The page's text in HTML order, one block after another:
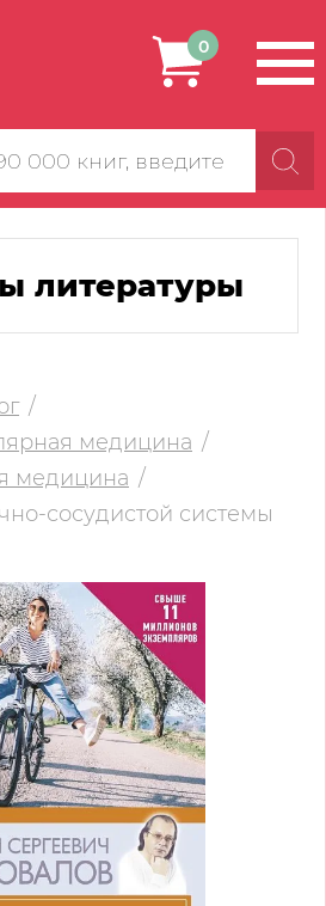
0
литературы
медицина
медицина
сосудистой системы